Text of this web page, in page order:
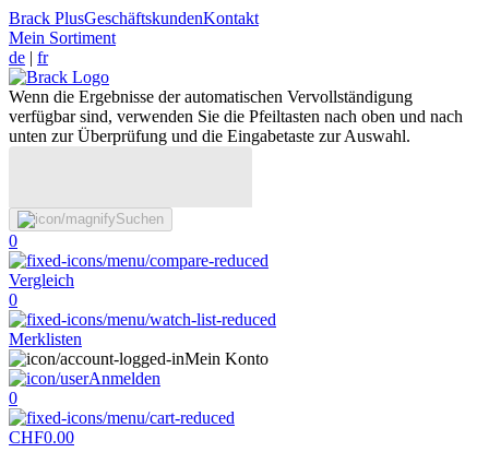
Brack PlusGeschäftskundenKontakt
Mein Sortiment
de | fr
Wenn die Ergebnisse der automatischen Vervollständigung
verfügbar sind, verwenden Sie die Pfeiltasten nach oben und nach
unten zur Überprüfung und die Eingabetaste zur Auswahl.
Suchen
0
Vergleich
0
Merklisten
Mein Konto
Anmelden
0
CHF0.00